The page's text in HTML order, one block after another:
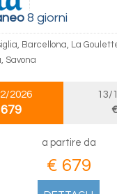
8 giorni
Barcellona, La
Savona
2026
13/
a partire da
€ 679